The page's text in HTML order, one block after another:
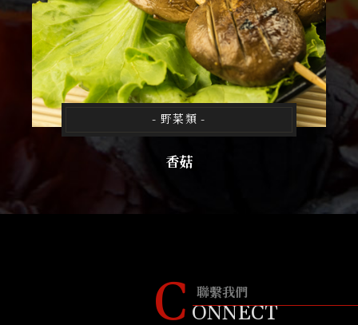
- 野菜類 -
香菇
C ONNECT
聯繫我們